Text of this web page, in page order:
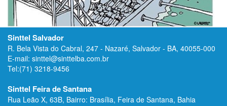
Sinttel Salvador
R. Bela Vista do Cabral, 247 - Nazaré, Salvador - BA, 40055-000
E-mail: sinttel@sinttelba.com.br
Tel:(71) 3218-9456
Sinttel Feira de Santana
Rua Leão X, 63B, Bairro: Brasília, Feira de Santana, Bahia